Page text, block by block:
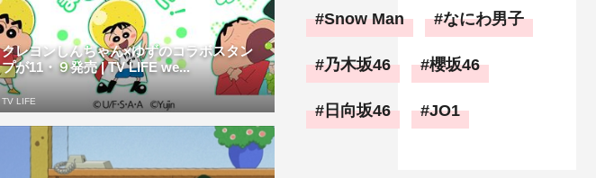
クレヨンしんちゃん×ゆずのコラボスタン
プが11・９発売 | TV LIFE we...
TV LIFE
Snow Man なにわ男子
乃木坂46 櫻坂46
日向坂46 JO1